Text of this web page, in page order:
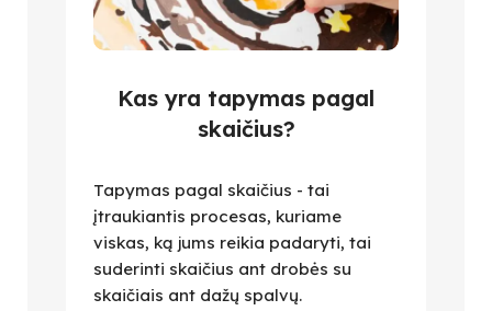
Kas yra tapymas pagal
skaičius?
Tapymas pagal skaičius - tai
įtraukiantis procesas, kuriame
viskas, ką jums reikia padaryti, tai
suderinti skaičius ant drobės su
skaičiais ant dažų spalvų.